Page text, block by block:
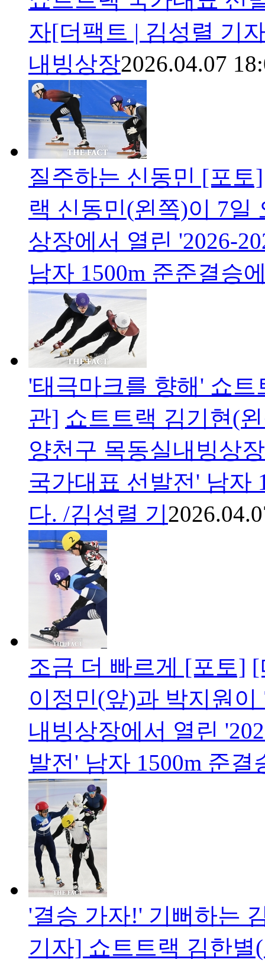
자[더팩트 | 김성렬 기
내빙상장2026.04.07
질주하는 신동민 [포토]
랙 신동민(왼쪽)이 7일
상장에서 열린 '2026-
남자 1500m 준준결승
'태극마크를 향해' 쇼트
관] 쇼트트랙 김기현(
양천구 목동실내빙상
국가대표 선발전' 남자
다. /김성렬 기
조금 더 빠르게 [포토] [
이정민(앞)과 박지원
내빙상장에서 열린
발전' 남자 1500m 준결
'결승 가자!' 기뻐하는
기자] 쇼트트랙 김한